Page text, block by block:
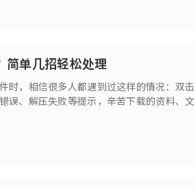
简单几招轻松处理
时，相信很多人都遇到过这样的情况：双
误、解压失败等提示，辛苦下载的资料、